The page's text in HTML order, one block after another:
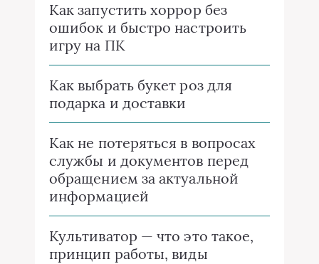
Как запустить хоррор без
ошибок и быстро настроить
игру на ПК
Как выбрать букет роз для
подарка и доставки
Как не потеряться в вопросах
службы и документов перед
обращением за актуальной
информацией
Культиватор — что это такое,
принцип работы, виды